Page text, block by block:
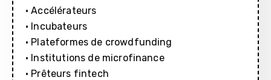
• Accélérateurs
• Incubateurs
• Plateformes de crowdfunding
• Institutions de microfinance
• Prêteurs fintech